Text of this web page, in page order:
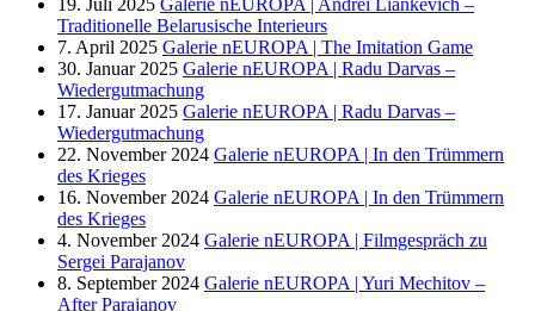
19. Juli 2025 Galerie nEUROPA | Andrei Liankevich –
Traditionelle Belarusische Interieurs
7. April 2025 Galerie nEUROPA | The Imitation Game
30. Januar 2025 Galerie nEUROPA | Radu Darvas –
Wiedergutmachung
17. Januar 2025 Galerie nEUROPA | Radu Darvas –
Wiedergutmachung
22. November 2024 Galerie nEUROPA | In den Trümmern
des Krieges
16. November 2024 Galerie nEUROPA | In den Trümmern
des Krieges
4. November 2024 Galerie nEUROPA | Filmgespräch zu
Sergei Parajanov
8. September 2024 Galerie nEUROPA | Yuri Mechitov –
After Parajanov